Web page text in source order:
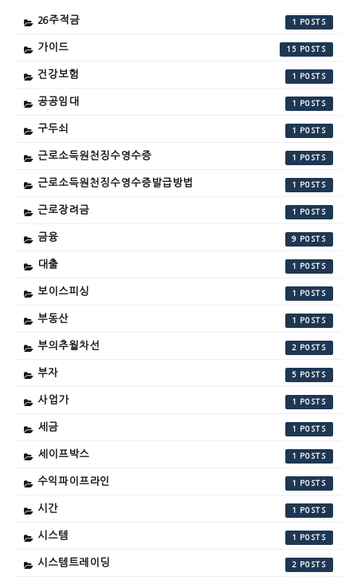
26주적금 1
가이드 15
건강보험 1
공공임대 1
구두쇠 1
근로소득원천징수영수증 1
근로소득원천징수영수증발급방법 1
근로장려금 1
금융 9
대출 1
보이스피싱 1
부동산 1
부의추월차선 2
부자 5
사업가 1
세금 1
세이프박스 1
수익파이프라인 1
시간 1
시스템 1
시스템트레이딩 2